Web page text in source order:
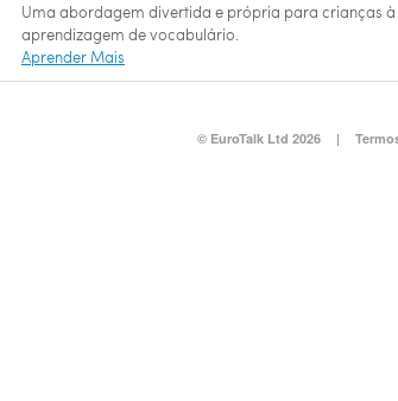
Uma abordagem divertida e própria para crianças à
aprendizagem de vocabulário.
Aprender Mais
© EuroTalk Ltd 2026 |